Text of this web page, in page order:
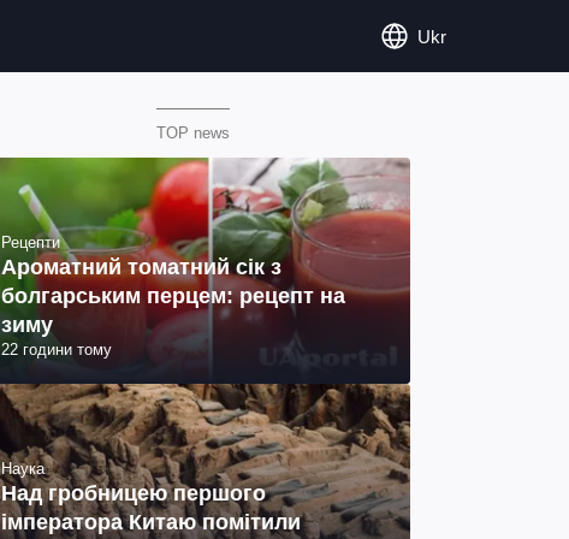
Ukr
TOP news
Рецепти
Ароматний томатний сік з
болгарським перцем: рецепт на
зиму
22 години тому
Наука
Над гробницею першого
імператора Китаю помітили